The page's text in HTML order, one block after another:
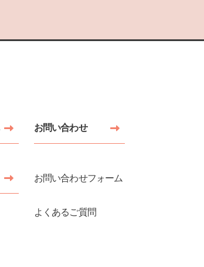
お問い合わせ
お問い合わせフォーム
よくあるご質問